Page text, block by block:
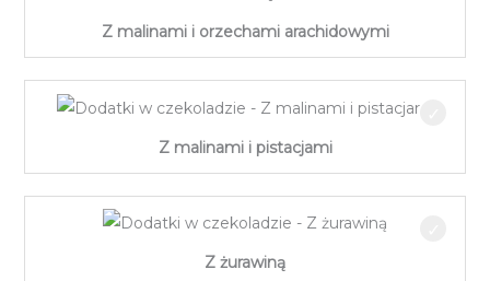
Z malinami i orzechami arachidowymi
Z malinami i pistacjami
Z żurawiną